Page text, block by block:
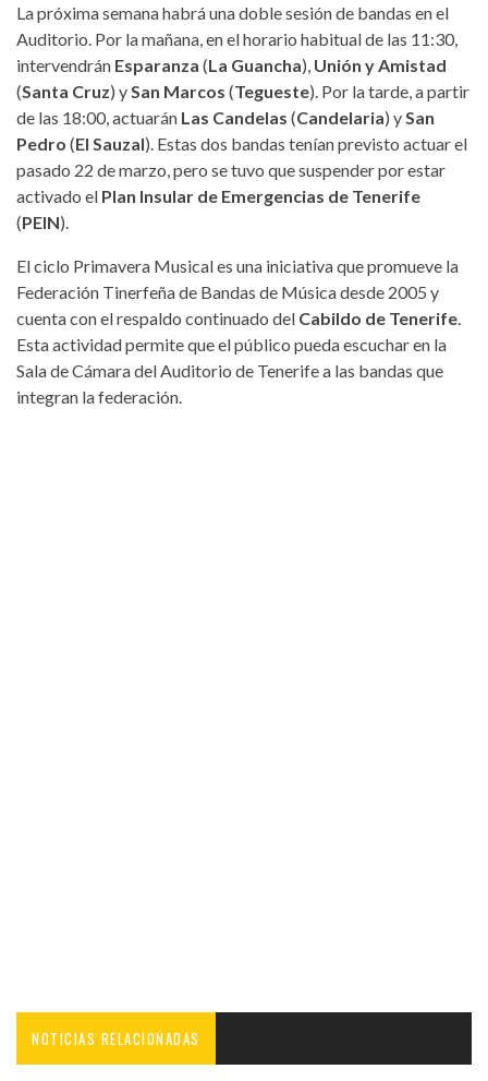
La próxima semana habrá una doble sesión de bandas en el
Auditorio. Por la mañana, en el horario habitual de las 11:30,
intervendrán Esparanza (La Guancha), Unión y Amistad
(Santa Cruz) ySan Marcos (Tegueste). Por la tarde, a partir
de las 18:00, actuarán Las Candelas (Candelaria) ySan
Pedro (El Sauzal). Estas dos bandas tenían previsto actuar el
pasado 22 de marzo, pero se tuvo que suspender por estar
activado el Plan Insular de Emergencias de Tenerife
(PEIN).
El ciclo Primavera Musical es una iniciativa que promueve la
Federación Tinerfeña de Bandas de Música desde 2005 y
cuenta con el respaldo continuado del Cabildo de Tenerife.
Esta actividad permite que el público pueda escuchar en la
Sala de Cámara del Auditorio de Tenerife a las bandas que
integran la federación.
NOTICIAS RELACIONADAS